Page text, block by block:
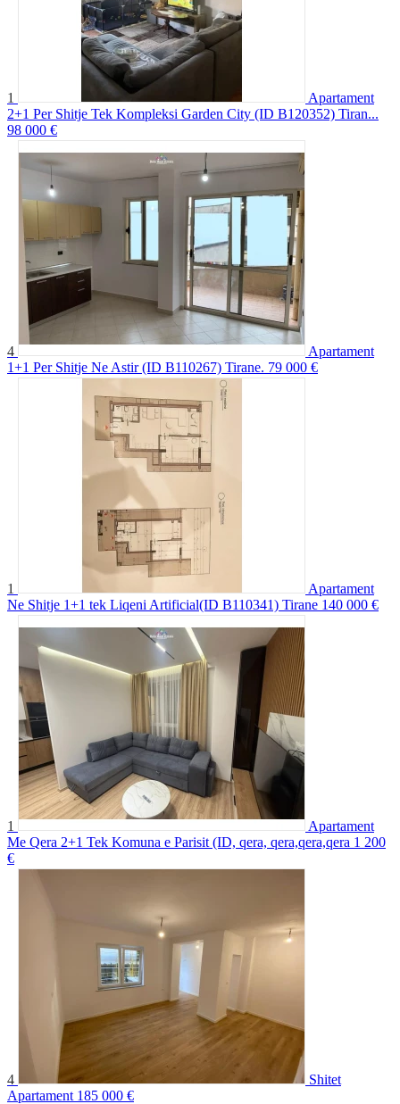
1
Apartament
2+1 Per Shitje Tek Kompleksi Garden City (ID B120352) Tiran...
98 000 €
4
Apartament
1+1 Per Shitje Ne Astir (ID B110267) Tirane. 79 000 €
1
Apartament
Ne Shitje 1+1 tek Liqeni Artificial(ID B110341) Tirane 140 000 €
1
Apartament
Me Qera 2+1 Tek Komuna e Parisit (ID, qera, qera,qera,qera 1 200
€
4
Shitet
Apartament 185 000 €